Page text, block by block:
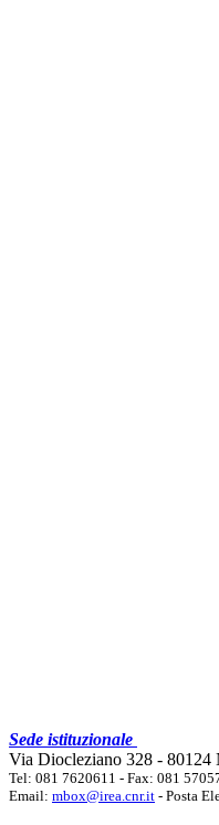
Sede istituzionale
Via Diocleziano 328 - 80124
Tel: 081 7620611 - Fax: 081
Email: mbox@irea.cnr.it - Posta